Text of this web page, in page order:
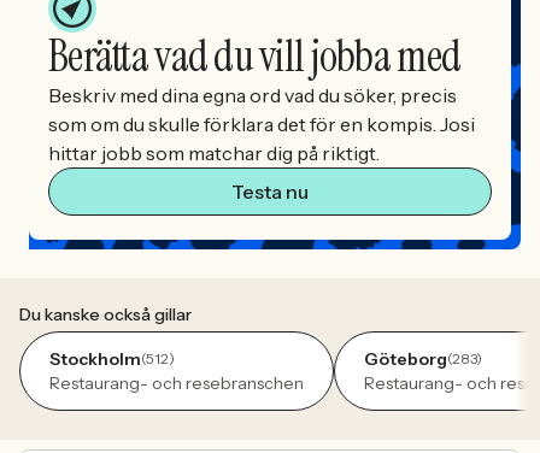
Berätta vad du vill jobba med
Beskriv med dina egna ord vad du söker, precis
som om du skulle förklara det för en kompis. Josi
hittar jobb som matchar dig på riktigt.
Testa nu
Du kanske också gillar
Stockholm(512)
Restaurang- och resebranschen
Göteborg(283)
Restaurang- och